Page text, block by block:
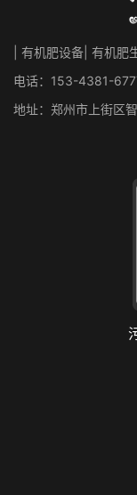
| 有机肥设备| 有机
电话：153-4381-
地址：郑州市上街区